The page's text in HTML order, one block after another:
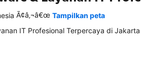
Ã¢â‚¬â€œ Tampilkan peta